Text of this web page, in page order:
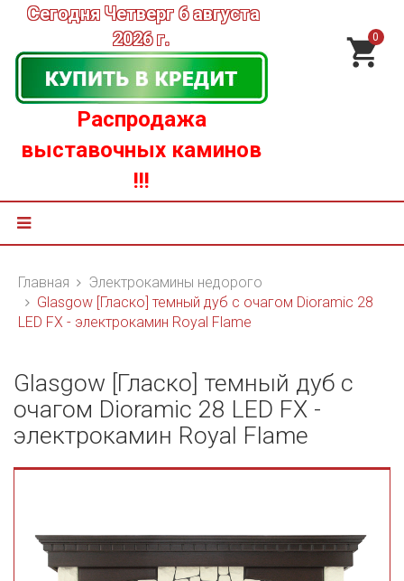
Сегодня Четверг 6 августа
2026 г.
Распродажа
выставочных каминов
!!!
0
Главная
Электрокамины недорого
Glasgow [Гласко] темный дуб с очагом Dioramic 28
LED FX - электрокамин Royal Flame
Glasgow [Гласко] темный дуб с
очагом Dioramic 28 LED FX -
электрокамин Royal Flame